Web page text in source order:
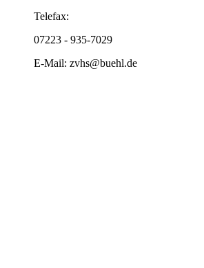
Telefax:
07223 - 935-7029
E-Mail: zvhs@buehl.de